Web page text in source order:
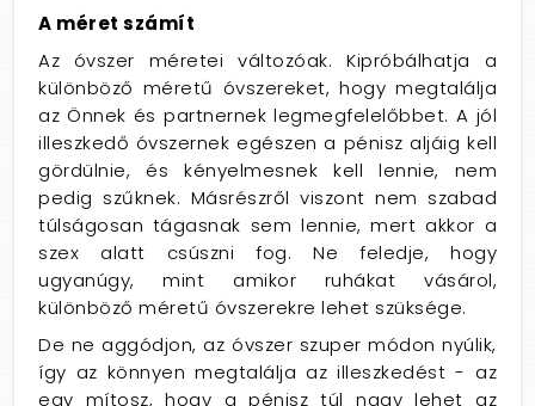
A méret számít
Az óvszer méretei változóak. Kipróbálhatja a
különböző méretű óvszereket, hogy megtalálja
az Önnek és partnernek legmegfelelőbbet. A jól
illeszkedő óvszernek egészen a pénisz aljáig kell
gördülnie, és kényelmesnek kell lennie, nem
pedig szűknek. Másrészről viszont nem szabad
túlságosan tágasnak sem lennie, mert akkor a
szex alatt csúszni fog. Ne feledje, hogy
ugyanúgy, mint amikor ruhákat vásárol,
különböző méretű óvszerekre lehet szüksége.
De ne aggódjon, az óvszer szuper módon nyúlik,
így az könnyen megtalálja az illeszkedést - az
egy mítosz, hogy a pénisz túl nagy lehet az